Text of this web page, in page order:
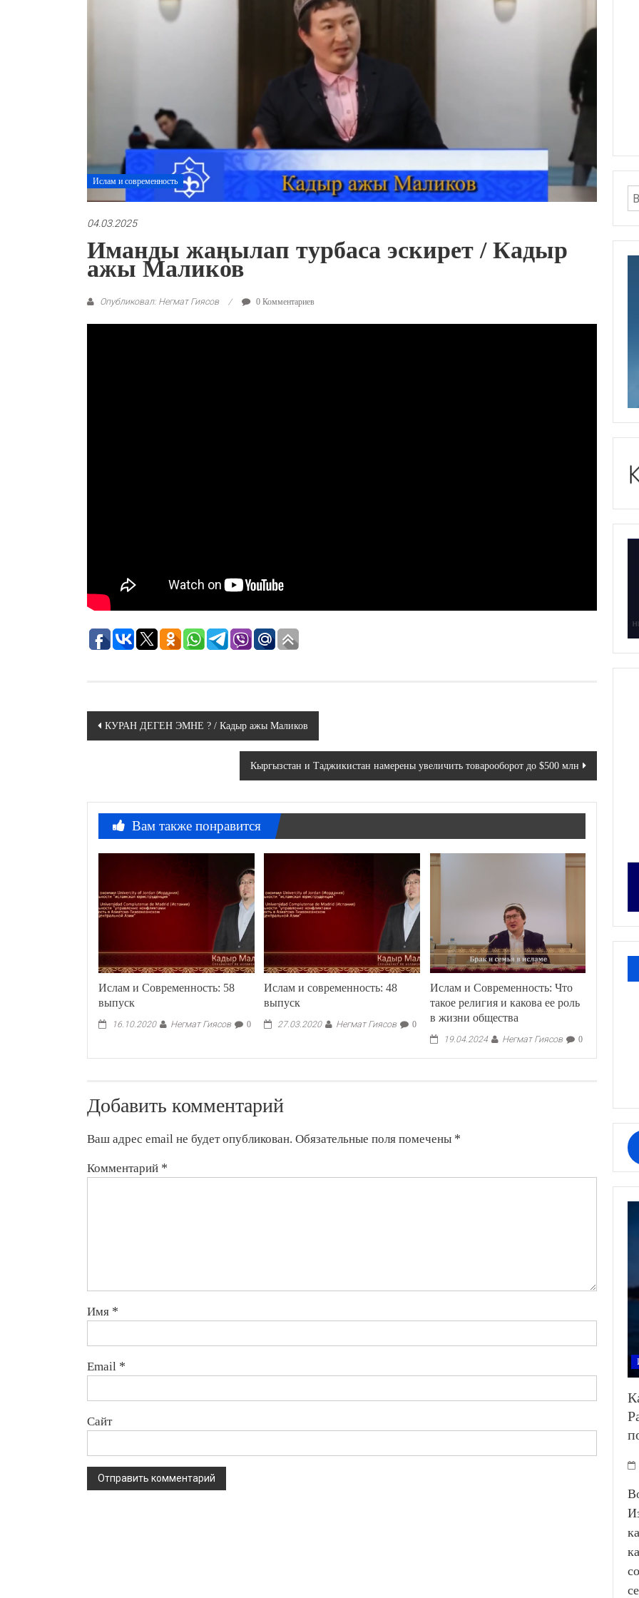
Ислам и современность
04.03.2025
Иманды жаңылап турбаса эскирет / Кадыр
ажы Маликов
Опубликовал: Негмат Гиясов 0 Комментариев
Навигация
КУРАН ДЕГЕН ЭМНЕ ? / Кадыр ажы Маликов
Кыргызстан и Таджикистан намерены увеличить товарооборот до $500 млн
Вам также понравится
Ислам и Современность: 58
выпуск
16.10.2020 Негмат Гиясов 0
Ислам и современность: 48
выпуск
27.03.2020 Негмат Гиясов 0
Ислам и Современность: Что
такое религия и какова ее роль
в жизни общества
19.04.2024 Негмат Гиясов 0
Добавить комментарий
Ваш адрес email не будет опубликован. Обязательные поля помечены *
Комментарий *
Имя *
Email *
Сайт